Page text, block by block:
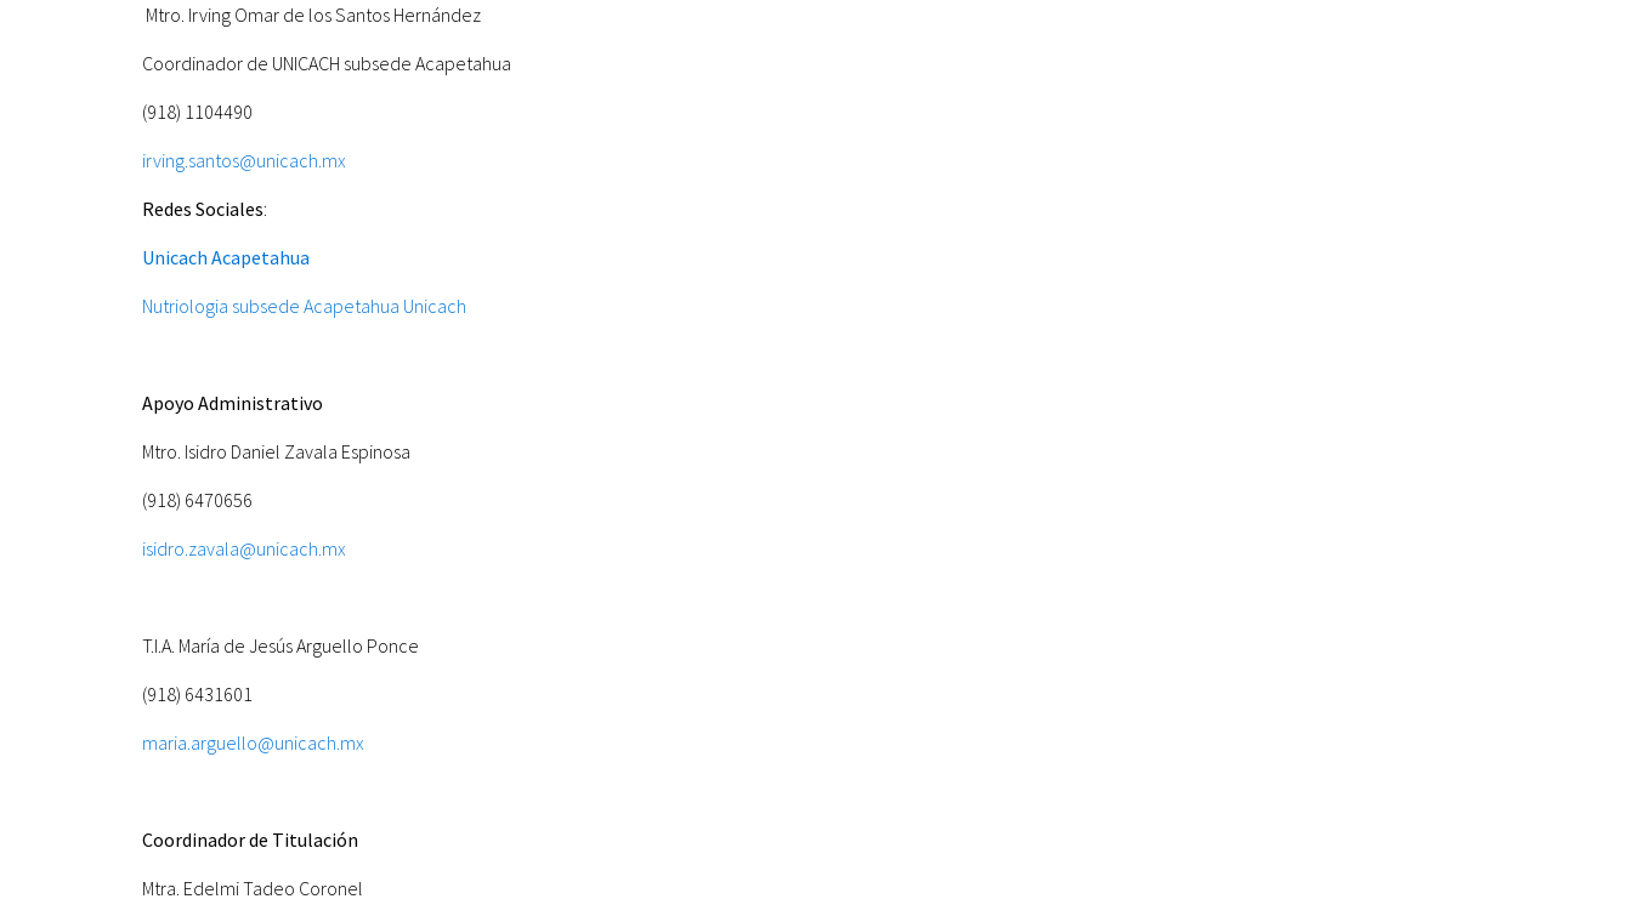
Mtro. Irving Omar de los Santos Hernández
Coordinador de UNICACH subsede Acapetahua
(918) 1104490
irving.santos@unicach.mx
Redes Sociales:
Unicach Acapetahua
Nutriologia subsede Acapetahua Unicach
Apoyo Administrativo
Mtro. Isidro Daniel Zavala Espinosa
(918) 6470656
isidro.zavala@unicach.mx
T.I.A. María de Jesús Arguello Ponce
(918) 6431601
maria.arguello@unicach.mx
Coordinador de Titulación
Mtra. Edelmi Tadeo Coronel